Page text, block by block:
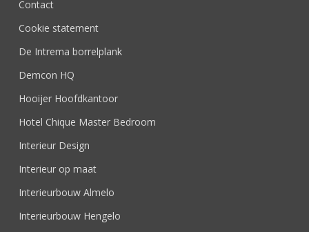
Contact
Cookie statement
De Intrema borrelplank
Demcon HQ
Hooijer Hoofdkantoor
Hotel Chique Master Bedroom
Interieur Design
Interieur op maat
Interieurbouw Almelo
Interieurbouw Hengelo